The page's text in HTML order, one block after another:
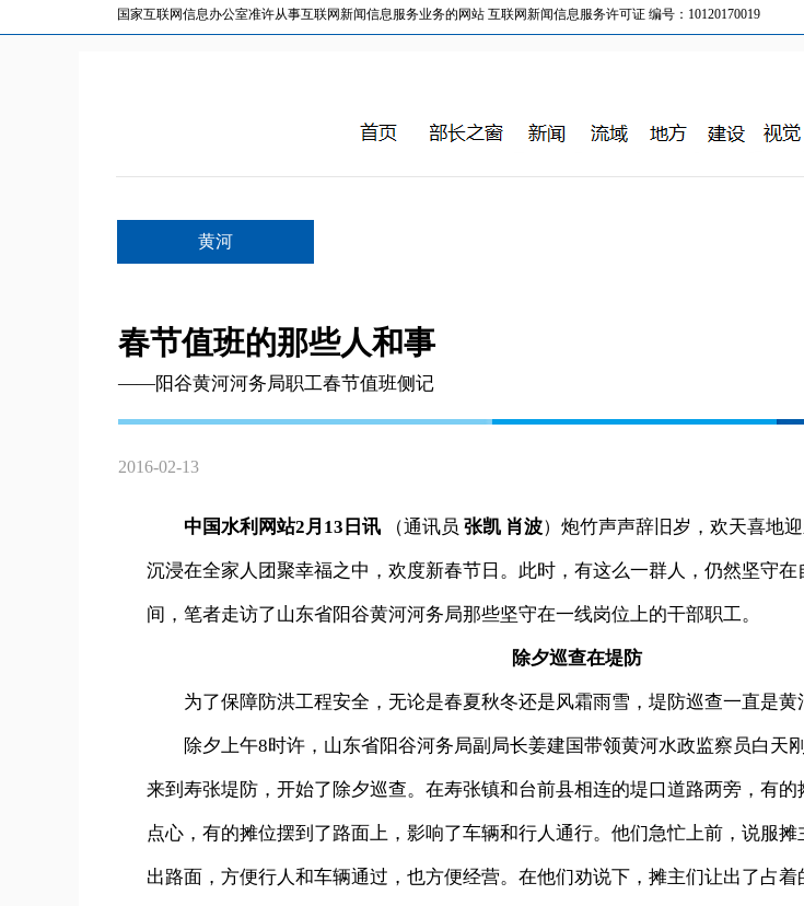
国家互联网信息办公室准许从事互联网新闻信息服务业务的网站 互联网新闻信息服务许可证 编号：10120170019
黄河
春节值班的那些人和事
——阳谷黄河河务局职工春节值班侧记
2016-02-13
中国水利网站2月13日讯 （通讯员 张凯 肖波） 炮竹声声辞旧岁，欢天喜地
沉浸在全家人团聚幸福之中，欢度新春节日。此时，有这么一群人，仍然坚守
间，笔者走访了山东省阳谷黄河河务局那些坚守在一线岗位上的干部职工。
除夕巡查在堤防
为了保障防洪工程安全，无论是春夏秋冬还是风霜雨雪，堤防巡查一直是黄
除夕上午8时许，山东省阳谷河务局副局长姜建国带领黄河水政监察员白天
来到寿张堤防，开始了除夕巡查。在寿张镇和台前县相连的堤口道路两旁，有
点心，有的摊位摆到了路面上，影响了车辆和行人通行。他们急忙上前，说服
出路面，方便行人和车辆通过，也方便经营。在他们劝说下，摊主们让出了占